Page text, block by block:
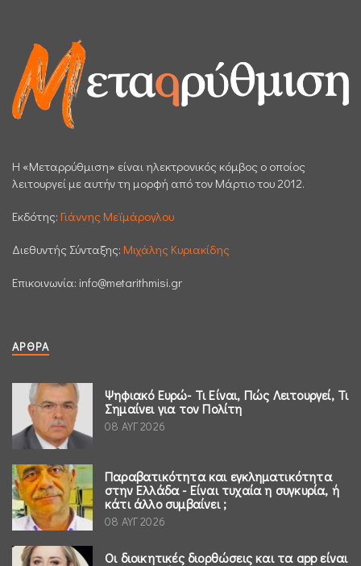
H «Μεταρρύθμιση» είναι ηλεκτρονικός κόμβος ο οποίος
λειτουργεί με αυτήν τη μορφή από τον Μάρτιο του 2012.
Εκδότης: Γιάννης Μεϊμάρογλου
Διεθυντής Σύνταξης: Μιχάλης Κυριακίδης
Επικοινωνία: info@metarithmisi.gr
ΆΡΘΡΑ
Ψηφιακό Ευρώ- Τι Είναι, Πώς Λειτουργεί, Τι
Σημαίνει για τον Πολίτη
08 ΑΥΓ 2026
Παραβατικότητα και εγκληματικότητα
στην Ελλάδα - Είναι τυχαία η συγκυρία, ή
κάτι άλλο συμβαίνει ;
08 ΑΥΓ 2026
Οι διοικητικές διορθώσεις και τα app είναι